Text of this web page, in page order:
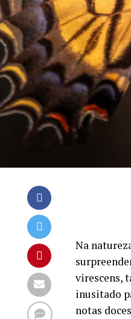
Na
virescens,
inusitado
notas